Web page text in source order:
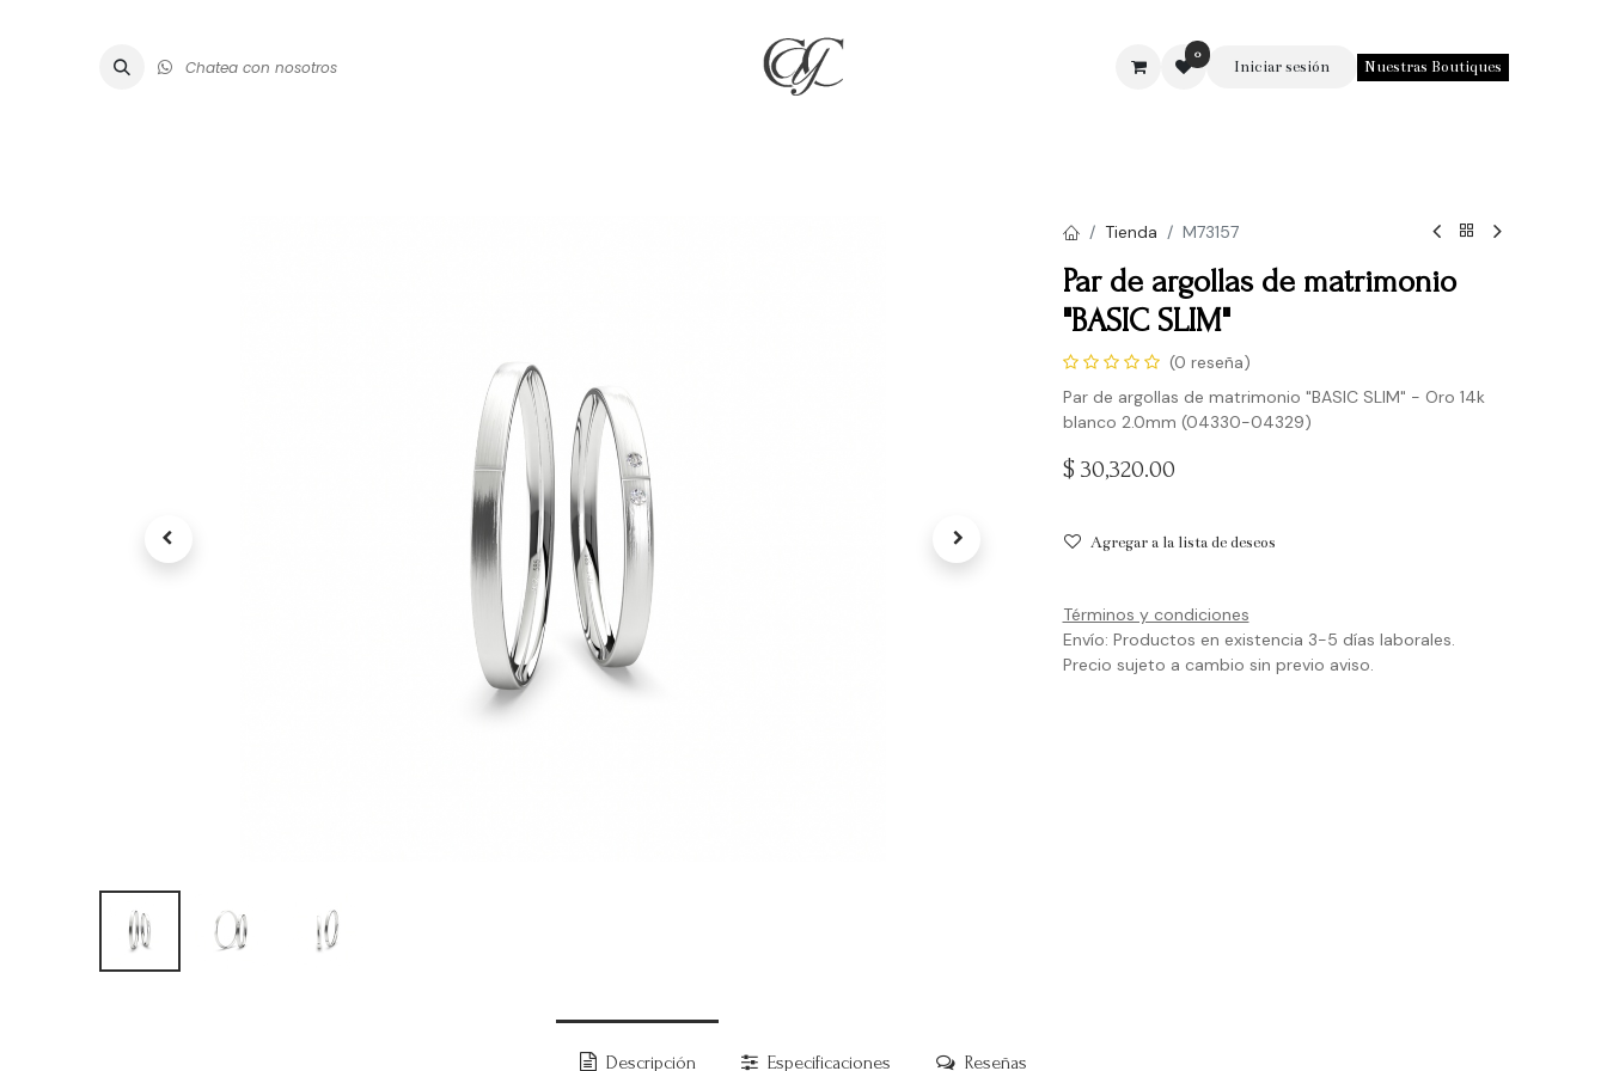
Chatea con nosotros
0
Iniciar sesión Nuestras Boutiques
Tienda M73157
Par de argollas de matrimonio
"BASIC SLIM"
(0 reseña)
Par de argollas de matrimonio "BASIC SLIM" - Oro 14k
blanco 2.0mm (04330-04329)
$ 30,320.00
Agregar a la lista de deseos
Términos y condiciones
Envío: Productos en existencia 3-5 días laborales.
Precio sujeto a cambio sin previo aviso.
Descripción Especificaciones Reseñas